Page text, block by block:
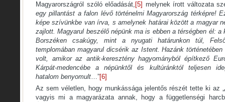
Magyarországról szóló előadását, [5] melynek írott változata
egy pillantást a falon lévő történelmi Magyarország térképre!
képe szívünkbe van írva, s amelynek határai között a magyar
zajlott. Magyarul beszélő népünk ma is ebben a térségben él:
Borszéken csakúgy, mint a nyugati határunkon túl,
templomában magyarul dicsérik az Istent. Hazánk
volt, amikor az antik-keresztény hagyományból építkező
Kárpát-medencébe a népünktől és kultúránktól teljesen
hatalom benyomult…”[6]
Az sem véletlen, hogy munkássága jelentős részét tette ki az „
vagyis mi a magyarázata annak, hogy a függetlenségi